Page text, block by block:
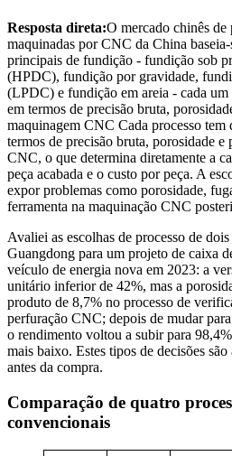
Resposta direta:O mercado chinês
maquinadas por CNC da China
principais de fundição - fundição sob
(HPDC), fundição por gravidade,
(LPDC) e fundição em areia - cada
em termos de precisão bruta,
maquinagem CNC Cada processo
termos de precisão bruta, porosidade e
CNC, o que determina diretamente a
peça acabada e o custo por peça. A
expor problemas como porosidade,
ferramenta na maquinação CNC
Avaliei as escolhas de processo de
Guangdong para um projeto de caixa
veículo de energia nova em 2023: a
unitário inferior de 42%, mas a
produto de 8,7% no processo de
perfuração CNC; depois de mudar
o rendimento voltou a subir para
mais baixo. Estes tipos de decisões
antes da compra.
Comparação de quatro
convencionais